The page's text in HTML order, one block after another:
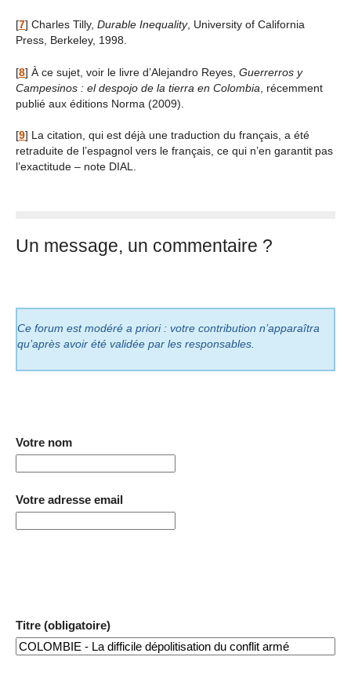
[7] Charles Tilly, Durable Inequality, University of California
Press, Berkeley, 1998.
[8] À ce sujet, voir le livre d’Alejandro Reyes, Guerrerros y
Campesinos : el despojo de la tierra en Colombia , récemment
publié aux éditions Norma (2009).
[9] La citation, qui est déjà une traduction du français, a été
retraduite de l’espagnol vers le français, ce qui n’en garantit pas
l’exactitude – note DIAL.
Un message, un commentaire ?
Ce forum est modéré a priori : votre contribution n’apparaîtra
qu’après avoir été validée par les responsables.
Votre nom
Votre adresse email
Titre (obligatoire)